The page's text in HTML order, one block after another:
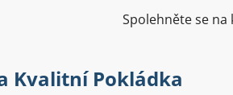
Spolehněte se
Kvalitní Pokládka